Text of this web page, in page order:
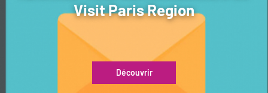
Visit Paris Region
Découvrir